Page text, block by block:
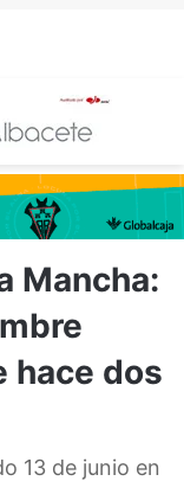
Mancha:
hace dos
13 de junio en